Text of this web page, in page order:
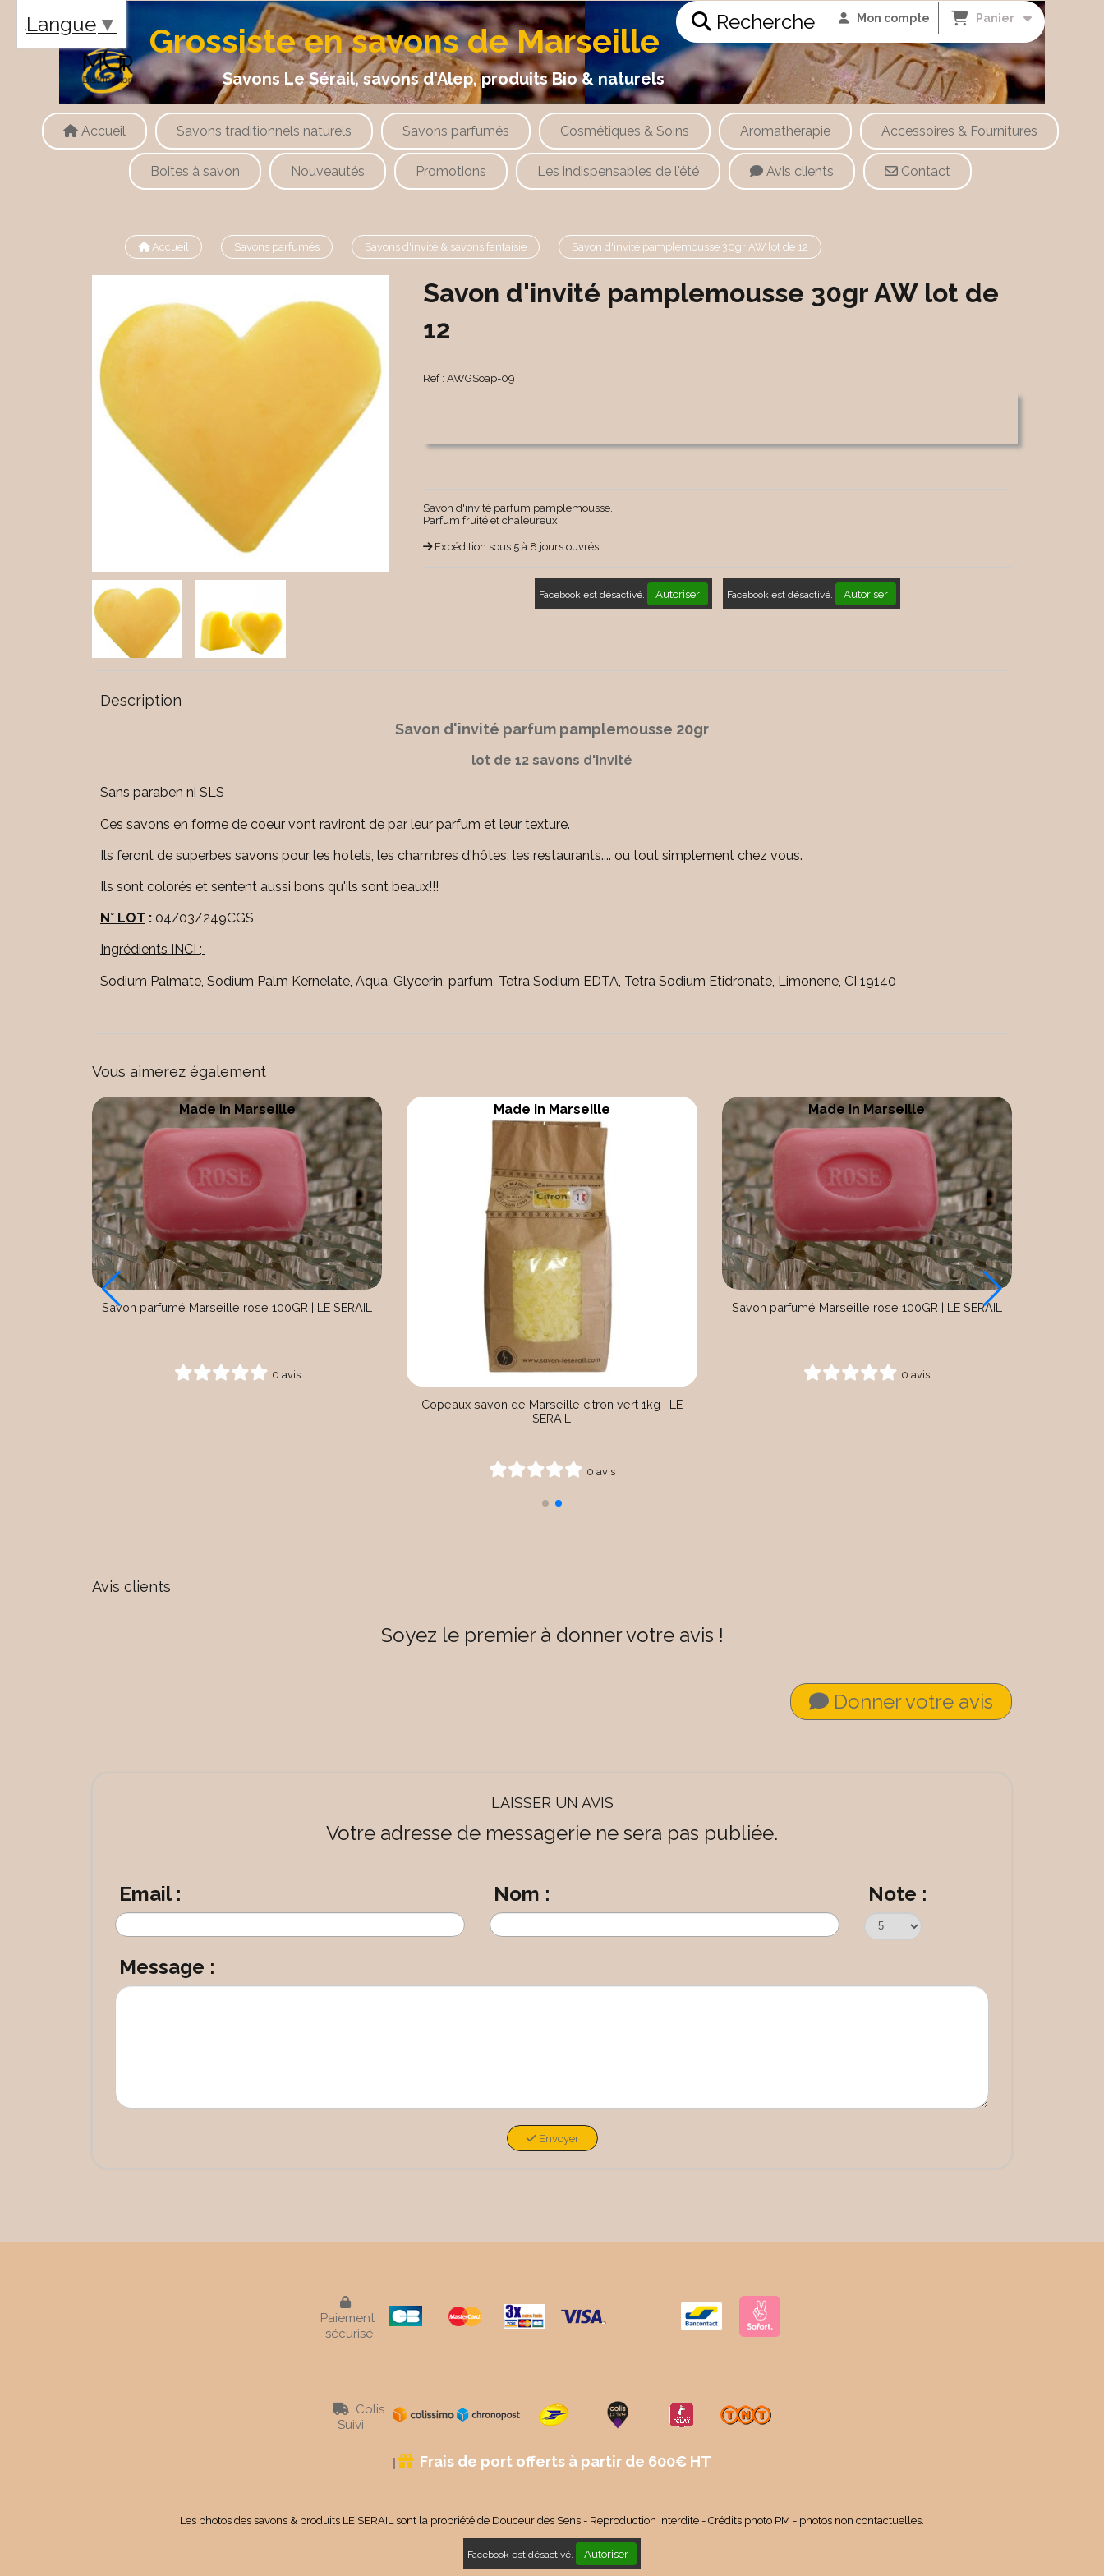
Grossiste en savons de Marseille
Savons Le Sérail, savons d'Alep, produits Bio & naturels
Recherche Mon compte Panier
Accueil Savons traditionnels naturels Savons parfumés Cosmétiques & Soins Aromathérapie Accessoires & Fournitures
Boites à savon Nouveautés Promotions Les indispensables de l'été Avis clients Contact
Accueil Savons parfumés Savons d'invité & savons fantaisie Savon d'invité pamplemousse 30gr AW lot de 12
Savon d'invité pamplemousse 30gr AW lot de
12
Ref : AWGSoap-09
Savon d'invité parfum pamplemousse.
Parfum fruité et chaleureux.
Expédition sous 5 à 8 jours ouvrés
Facebook est désactivé. Autoriser Facebook est désactivé. Autoriser
Description
Savon d'invité parfum pamplemousse 20gr
lot de 12 savons d'invité
Sans paraben ni SLS
Ces savons en forme de coeur vont raviront de par leur parfum et leur texture.
Ils feront de superbes savons pour les hotels, les chambres d'hôtes, les restaurants.... ou tout simplement chez vous.
Ils sont colorés et sentent aussi bons qu'ils sont beaux!!!
N° LOT : 04/03/249CGS
Ingrédients INCI ;
Sodium Palmate, Sodium Palm Kernelate, Aqua, Glycerin, parfum, Tetra Sodium EDTA, Tetra Sodium Etidronate, Limonene, CI 19140
Vous aimerez également
Savon parfumé Marseille rose 100GR | LE SERAIL
0 avis
Made in Marseille
Copeaux savon de Marseille citron vert 1kg | LE
SERAIL
0 avis
Made in Marseille
Savon parfumé Marseille rose 100GR | LE SERAIL
0 avis
Made in Marseille
Avis clients
Soyez le premier à donner votre avis !
Donner votre avis
LAISSER UN AVIS
Votre adresse de messagerie ne sera pas publiée.
Email : Nom : Note :
Message :
Envoyer

Paiement
sécurisé

Colis
Suivi
 Frais de port offerts à partir de 600€ HT
Les photos des savons & produits LE SERAIL sont la propriété de Douceur des Sens - Reproduction interdite - Crédits photo PM - photos non contactuelles.
Facebook est désactivé. Autoriser
Langue ▼
Panneau de gestion des cookies